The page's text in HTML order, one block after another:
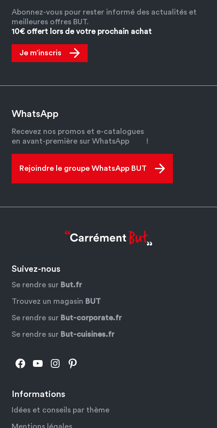
Abonnez-vous pour rester informé des actualités et
meilleures offres BUT.
10€ offert lors de votre prochain achat
Je m’inscris
WhatsApp
Recevez nos promos et e-catalogues
en avant-première sur WhatsApp
!
Rejoindre le groupe WhatsApp BUT
Informations
Idées et conseils par thème
Suivez-nous
Se rendre sur But.fr
Trouvez un magasin BUT
Se rendre sur But-corporate.fr
Se rendre sur But-cuisines.fr
Facebook
YouTube
Instagram
Pinterest